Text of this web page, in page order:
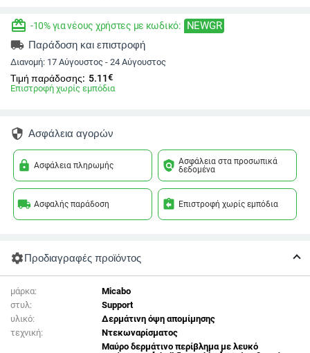
redeem -10% για νέους χρήστες με κωδικό: NEWGR
local_shipping Παράδοση και επιστροφή
Διανομή: 17 Αύγουστος - 24 Αύγουστος
Τιμή παράδοσης: 5.11€
Επιστροφή χωρίς εμπόδια
security Ασφάλεια αγορών
lock Ασφάλεια πληρωμής policy Ασφάλεια στα προσωπικά
δεδομένα
local_shipping Ασφαλής παράδοση assignment_return Επιστροφή χωρίς εμπόδια
settingsΠροδιαγραφές προϊόντος
μάρκα:
Micabo
στυλ:
Support
υλικό:
Δερμάτινη όψη απομίμησης
τεχνική:
Ντεκωναρίσματος
Μαύρο δερμάτινο περίβλημα με λευκό